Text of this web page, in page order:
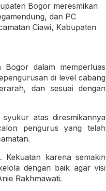
Bogor meresmikan
dan PC
Ciawi, Kabupaten
dalam memperluas
di level cabang
dan sesuai dengan
atas diresmikannya
pengurus yang telah
Kekuatan karena semakin
dengan baik agar visi
Rakhmawati.